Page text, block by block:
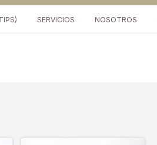
SERVICIOS NOSOTROS